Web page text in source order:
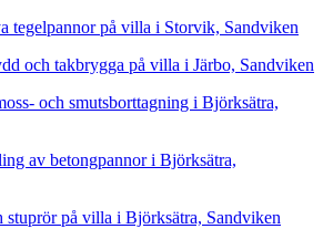
tegelpannor på villa i Storvik, Sandviken
och takbrygga på villa i Järbo, Sandviken
och smutsborttagning i Björksätra,
av betongpannor i Björksätra,
stuprör på villa i Björksätra, Sandviken